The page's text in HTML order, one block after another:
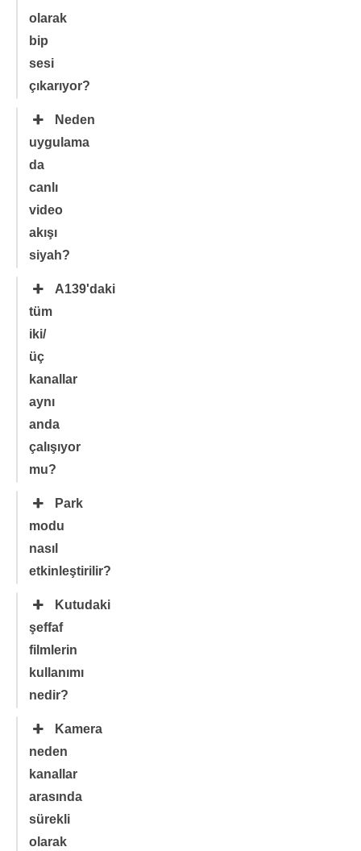
olarak
bip
sesi
çıkarıyor?
Neden
uygulama
da
canlı
video
akışı
siyah?
A139'daki
tüm
iki/
üç
kanallar
aynı
anda
çalışıyor
mu?
Park
modu
nasıl
etkinleştirilir?
Kutudaki
şeffaf
filmlerin
kullanımı
nedir?
Kamera
neden
kanallar
arasında
sürekli
olarak